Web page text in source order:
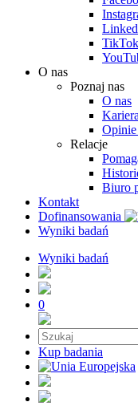
TikTok
O nas
Poznaj nas
O nas
Kariera
Relacje
Biuro
Kontakt
Dofinansowania
Wyniki badań
Wyniki badań
0
Kup badania